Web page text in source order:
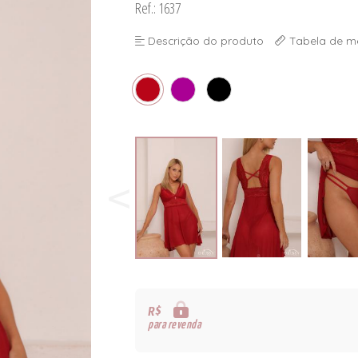
Ref.: 1637
Descrição do produto Tabela de
R$
para revenda